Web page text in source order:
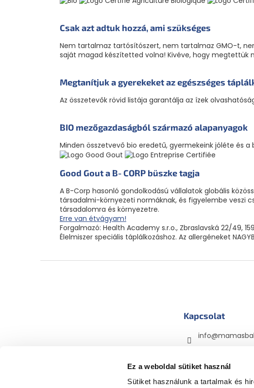
Ez a weboldal sütiket használ
Sütiket használunk a tartalmak és
Csak azt adtuk hozzá, ami szükséges
Nem tartalmaz tartósítószert, nem tartalmaz GMO-t,
saját magad készítetted volna! Kivéve, hogy megtettük
Megtanítjuk a gyerekeket az egészséges
Az összetevők rövid listája garantálja az ízek
BIO mezőgazdaságból származó alapanyagok
Minden összetvevő bio eredetű, gyermekeink jóléte és a
Good Gout a B‑CORP büszke tagja
A B-Corp hasonló gondolkodású vállalatok globális
társadalmi-környezeti normáknak, és figyelembe veszi
társadalomra és környezetre.
Erre van étvágyam!
Forgalmazó: Health Academy s.r.o., Zbraslavská 22/49,
Élelmiszer speciális táplálkozáshoz. Az allergéneket
Kapcsolat
info@
mamasbaby_hu